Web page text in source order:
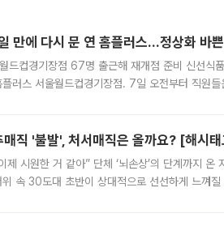
만에 다시 문 연 홈플러스…정상화 바
드컵경기장점 67명 출근해 재개점 준비 신선
플러스 서울월드컵경기장점. 7일 오전부터 직원
매직 '불발', 처서매직은 올까요? [해시
제 시원한 거 같아” 단체 ‘뇌손상’의 단계까지
위 속 30도대 초반이 상대적으로 선선하게 느껴